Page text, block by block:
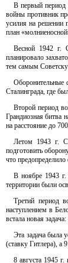
В первый период
войны противник
усилия на решении
план
Весной 1942 г.
планировало
тем самым
Оборонительные
Сталинграда, где
Второй период
Грандиозная битва
на расстояние до
Летом 1943 г.
подготовить
что предопределило
В ноябре 1943 г.
территории были
Третий период
наступлением в
встала новая
Эта задача была
(ставку Гитлера), а
8 августа 1945